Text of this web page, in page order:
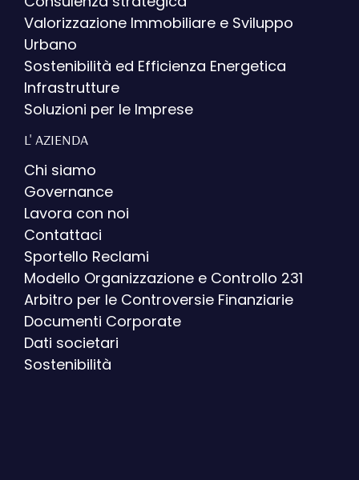
Valorizzazione Immobiliare e Sviluppo
Urbano
Sostenibilità ed Efficienza Energetica
Infrastrutture
Soluzioni per le Imprese
L' AZIENDA
Chi siamo
Governance
Lavora con noi
Contattaci
Sportello Reclami
Modello Organizzazione e Controllo 231
Arbitro per le Controversie Finanziarie
Documenti Corporate
Dati societari
Sostenibilità